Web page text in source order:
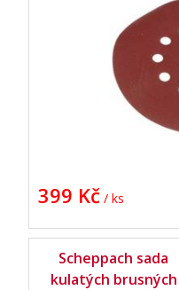
DS 920 / DS 930 (10
ks) -
399 Kč / ks
Scheppach sada
kulatých brusných